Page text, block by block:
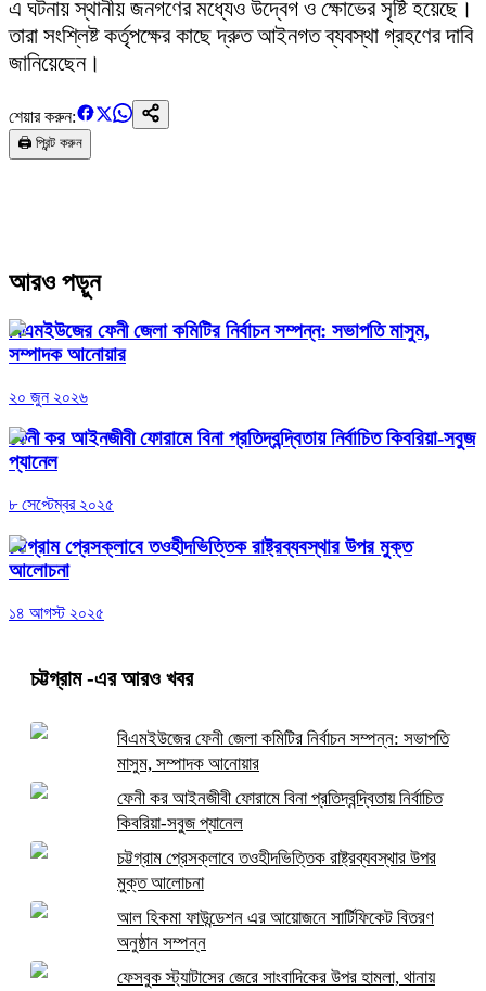
এ ঘটনায় স্থানীয় জনগণের মধ্যেও উদ্বেগ ও ক্ষোভের সৃষ্টি হয়েছে।
তারা সংশ্লিষ্ট কর্তৃপক্ষের কাছে দ্রুত আইনগত ব্যবস্থা গ্রহণের দাবি
জানিয়েছেন।
শেয়ার করুন:
🖨️ প্রিন্ট করুন
আরও পড়ুন
বিএমইউজের ফেনী জেলা কমিটির নির্বাচন সম্পন্ন: সভাপতি মাসুম,
সম্পাদক আনোয়ার
২০ জুন ২০২৬
ফেনী কর আইনজীবী ফোরামে বিনা প্রতিদ্বন্দ্বিতায় নির্বাচিত কিবরিয়া-সবুজ
প্যানেল
৮ সেপ্টেম্বর ২০২৫
চট্টগ্রাম প্রেসক্লাবে তওহীদভিত্তিক রাষ্ট্রব্যবস্থার উপর মুক্ত
আলোচনা
১৪ আগস্ট ২০২৫
চট্টগ্রাম-এর আরও খবর
বিএমইউজের ফেনী জেলা কমিটির নির্বাচন সম্পন্ন: সভাপতি
মাসুম, সম্পাদক আনোয়ার
ফেনী কর আইনজীবী ফোরামে বিনা প্রতিদ্বন্দ্বিতায় নির্বাচিত
কিবরিয়া-সবুজ প্যানেল
চট্টগ্রাম প্রেসক্লাবে তওহীদভিত্তিক রাষ্ট্রব্যবস্থার উপর
মুক্ত আলোচনা
আল হিকমা ফাউন্ডেশন এর আয়োজনে সার্টিফিকেট বিতরণ
অনুষ্ঠান সম্পন্ন
ফেসবুক স্ট্যাটাসের জেরে সাংবাদিকের উপর হামলা, থানায়